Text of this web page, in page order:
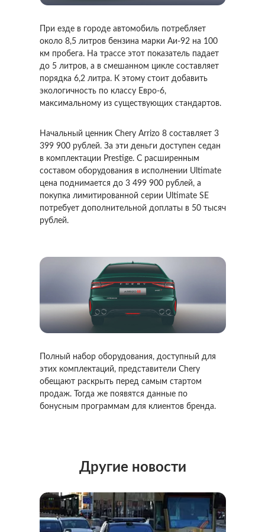
При езде в городе автомобиль потребляет
около 8,5 литров бензина марки Аи-92 на 100
км пробега. На трассе этот показатель падает
до 5 литров, а в смешанном цикле составляет
порядка 6,2 литра. К этому стоит добавить
экологичность по классу Евро-6,
максимальному из существующих стандартов.
Начальный ценник Chery Arrizo 8 составляет 3
399 900 рублей. За эти деньги доступен седан
в комплектации Prestige. С расширенным
составом оборудования в исполнении Ultimate
цена поднимается до 3 499 900 рублей, а
покупка лимитированной серии Ultimate SE
потребует дополнительной доплаты в 50 тысяч
рублей.
Полный набор оборудования, доступный для
этих комплектаций, представители Chery
обещают раскрыть перед самым стартом
продаж. Тогда же появятся данные по
бонусным программам для клиентов бренда.
Другие новости